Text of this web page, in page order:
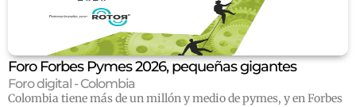
Foro Forbes Pymes 2026, pequeñas gigantes
Foro digital - Colombia
Colombia tiene más de un millón y medio de pymes, y en Forbes